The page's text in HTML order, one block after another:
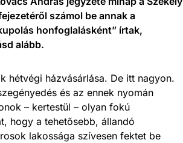
számol be annak a
honfoglalásként” írtak,
alább.
hétvégi házvásárlása. De itt nagyon.
és az ennek nyomán
– kertestül – olyan fokú
hogy a tehetősebb, állandó
lakossága szívesen fektet be